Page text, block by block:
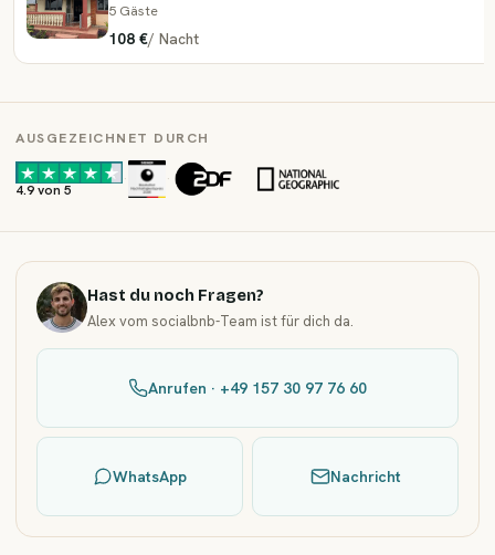
5 Gäste
108 €/ Nacht
AUSGEZEICHNET DURCH
4.9 von 5
· ·
Hast du noch Fragen?
Alex vom socialbnb-Team ist für dich da.
Anrufen · +49 157 30 97 76 60
WhatsApp Nachricht